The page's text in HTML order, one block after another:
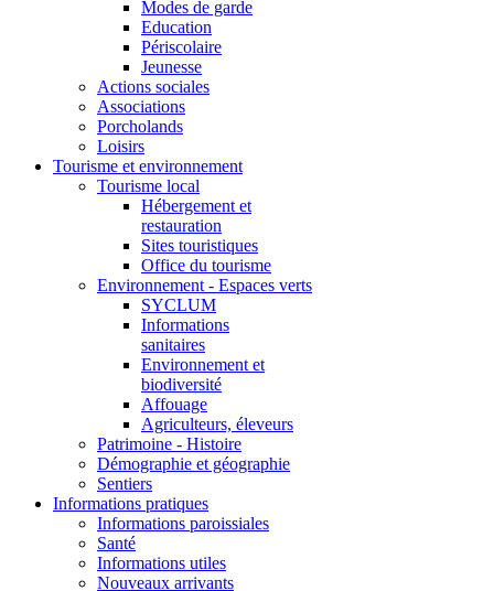
Modes de garde
Education
Périscolaire
Jeunesse
Actions sociales
Associations
Porcholands
Loisirs
Tourisme et environnement
Tourisme local
Hébergement et
restauration
Sites touristiques
Office du tourisme
Environnement - Espaces verts
SYCLUM
Informations
sanitaires
Environnement et
biodiversité
Affouage
Agriculteurs, éleveurs
Patrimoine - Histoire
Démographie et géographie
Sentiers
Informations pratiques
Informations paroissiales
Santé
Informations utiles
Nouveaux arrivants